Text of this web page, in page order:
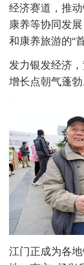
经济赛道，推
康养等协同发
和康养旅游的“
发力银发经济
增长点朝气蓬勃
江门正成为各